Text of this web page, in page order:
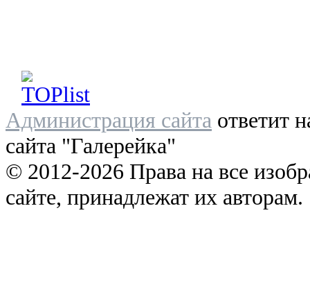
Администрация сайта ответит
сайта "Галерейка"
© 2012-2026 Права на все
сайте, принадлежат их авторам.